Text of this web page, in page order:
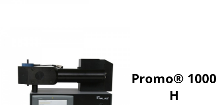
Promo® 1000
H